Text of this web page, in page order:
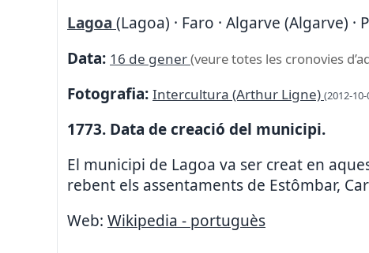
Lagoa (Lagoa) · Faro · Algarve (Algarve) ·
Data: 16 de gener(veure totes les cronovies
Fotografia: Intercultura (Arthur Ligne) (2012-
1773. Data de creació del municipi.
El municipi de Lagoa va ser creat en
rebent els assentaments de Estômbar,
Web: Wikipedia - portuguès